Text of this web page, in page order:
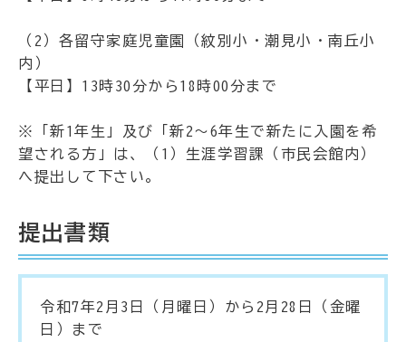
（2）各留守家庭児童園（紋別小・潮見小・南丘小
内）
【平日】13時30分から18時00分まで
※「新1年生」及び「新2～6年生で新たに入園を希
望される方」は、（1）生涯学習課（市民会館内）
へ提出して下さい。
提出書類
令和7年2月3日（月曜日）から2月28日（金曜
日）まで